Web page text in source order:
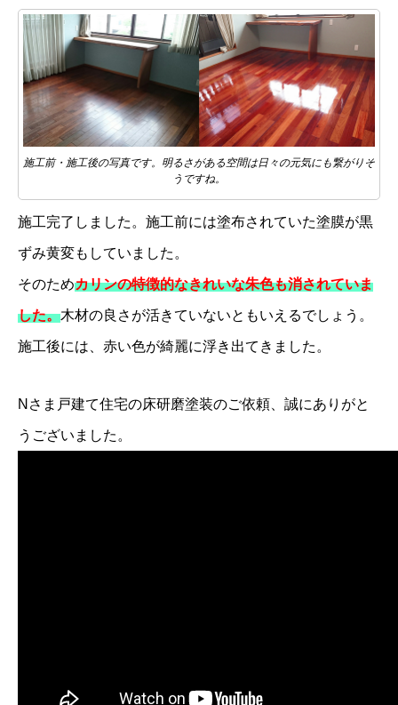
施工前・施工後の写真です。明るさがある空間は日々の元気にも繋がりそ
うですね。
施工完了しました。施工前には塗布されていた塗膜が黒
ずみ黄変もしていました。
そのためカリンの特徴的なきれいな朱色も消されていま
した。木材の良さが活きていないともいえるでしょう。
施工後には、赤い色が綺麗に浮き出てきました。
Nさま戸建て住宅の床研磨塗装のご依頼、誠にありがと
うございました。